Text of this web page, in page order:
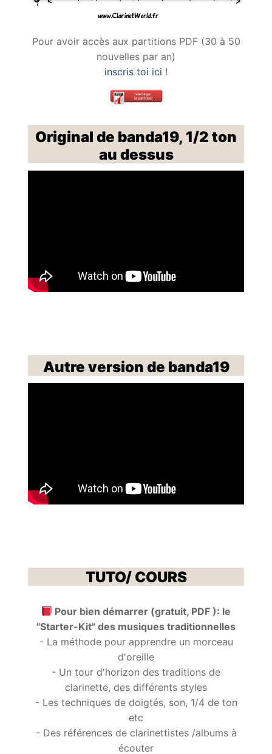
Pour avoir accès aux partitions PDF (30 à 50
nouvelles par an)
inscris toi ici !
Original de banda19, 1/2 ton
au dessus
Autre version de banda19
TUTO/ COURS
Pour bien démarrer (gratuit, PDF ): le
"Starter-Kit" des musiques traditionnelles
- La méthode pour apprendre un morceau
d'oreille
- Un tour d'horizon des traditions de
clarinette, des différents styles
- Les techniques de doigtés, son, 1/4 de ton
etc
- Des références de clarinettistes /albums à
écouter